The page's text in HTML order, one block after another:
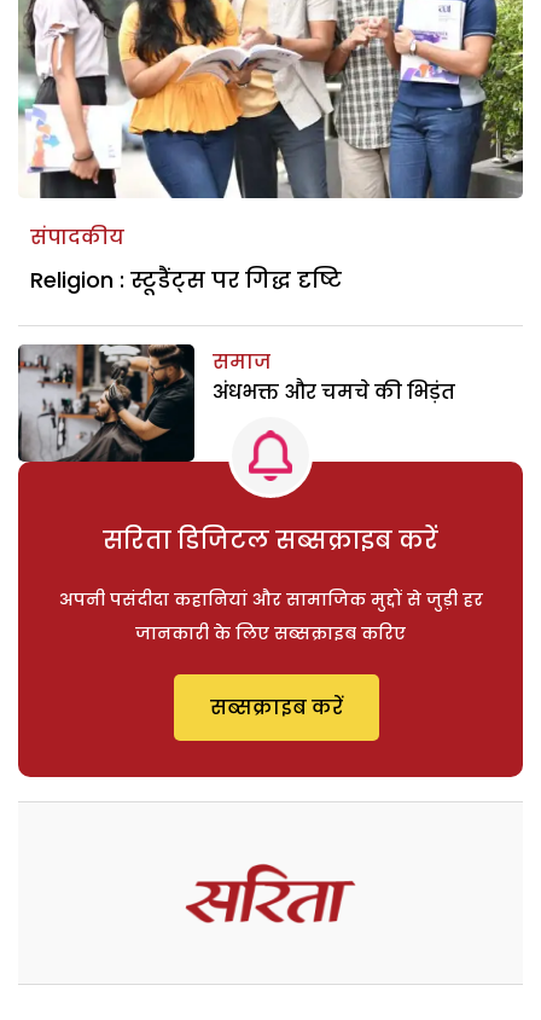
संपादकीय
Religion : स्टूडैंट्स पर गिद्ध दृष्टि
समाज
अंधभक्त और चमचे की भिड़ंत
सरिता डिजिटल सब्सक्राइब करें
अपनी पसंदीदा कहानियां और सामाजिक मुद्दों से जुड़ी हर
जानकारी के लिए सब्सक्राइब करिए
सब्सक्राइब करें